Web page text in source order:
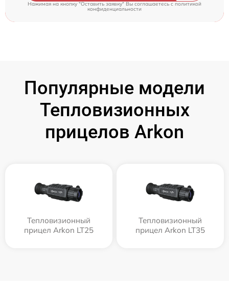
Нажимая на кнопку "Оставить заявку" Вы соглашаетесь c политикой
конфиденциальности
Популярные модели
Тепловизионных
прицелов Arkon
Тепловизионный
прицел Arkon LT25
Тепловизионный
прицел Arkon LT35